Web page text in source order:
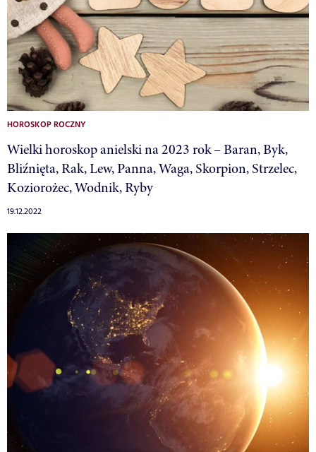
HOROSKOP ROCZNY
Wielki horoskop anielski na 2023 rok – Baran, Byk,
Bliźnięta, Rak, Lew, Panna, Waga, Skorpion, Strzelec,
Koziorożec, Wodnik, Ryby
19.12.2022